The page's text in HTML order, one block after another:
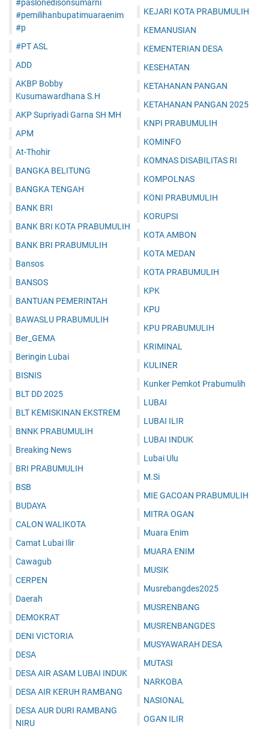
#paslonedisonsumarni
#pemilihanbupatimuaraenim
#p
#PT ASL
ADD
AKBP Bobby
Kusumawardhana S.H
AKP Supriyadi Garna SH MH
APM
At-Thohir
BANGKA BELITUNG
BANGKA TENGAH
BANK BRI
BANK BRI KOTA PRABUMULIH
BANK BRI PRABUMULIH
Bansos
BANSOS
BANTUAN PEMERINTAH
BAWASLU PRABUMULIH
Ber_GEMA
Beringin Lubai
BISNIS
BLT DD 2025
BLT KEMISKINAN EKSTREM
BNNK PRABUMULIH
Breaking News
BRI PRABUMULIH
BSB
BUDAYA
CALON WALIKOTA
Camat Lubai Ilir
Cawagub
CERPEN
Daerah
DEMOKRAT
DENI VICTORIA
DESA
DESA AIR ASAM LUBAI INDUK
DESA AIR KERUH RAMBANG
DESA AUR DURI RAMBANG
NIRU
KEJARI KOTA PRABUMULIH
KEMANUSIAN
KEMENTERIAN DESA
KESEHATAN
KETAHANAN PANGAN
KETAHANAN PANGAN 2025
KNPI PRABUMULIH
KOMINFO
KOMNAS DISABILITAS RI
KOMPOLNAS
KONI PRABUMULIH
KORUPSI
KOTA AMBON
KOTA MEDAN
KOTA PRABUMULIH
KPK
KPU
KPU PRABUMULIH
KRIMINAL
KULINER
Kunker Pemkot Prabumulih
LUBAI
LUBAI ILIR
LUBAI INDUK
Lubai Ulu
M.Si
MIE GACOAN PRABUMULIH
MITRA OGAN
Muara Enim
MUARA ENIM
MUSIK
Musrebangdes2025
MUSRENBANG
MUSRENBANGDES
MUSYAWARAH DESA
MUTASI
NARKOBA
NASIONAL
OGAN ILIR